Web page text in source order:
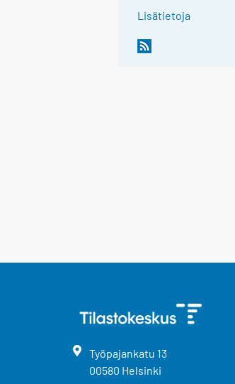
Lisätietoja
Työpajankatu 13
00580 Helsinki